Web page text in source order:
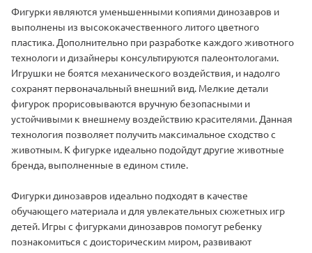
Фигурки являются уменьшенными копиями динозавров и
выполнены из высококачественного литого цветного
пластика. Дополнительно при разработке каждого животного
технологи и дизайнеры консультируются палеонтологами.
Игрушки не боятся механического воздействия, и надолго
сохранят первоначальный внешний вид. Мелкие детали
фигурок прорисовываются вручную безопасными и
устойчивыми к внешнему воздействию красителями. Данная
технология позволяет получить максимальное сходство с
животным. К фигурке идеально подойдут другие животные
бренда, выполненные в едином стиле.
Фигурки динозавров идеально подходят в качестве
обучающего материала и для увлекательных сюжетных игр
детей. Игры с фигурками динозавров помогут ребенку
познакомиться с доисторическим миром, развивают